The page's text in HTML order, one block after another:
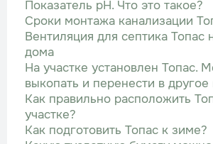
Показатель рН. Что это такое?
Сроки монтажа канализации
Вентиляция для септика Топас
дома
На участке установлен Топас.
выкопать и перенести в другое
Как правильно расположить
участке?
Как подготовить Топас к зиме?